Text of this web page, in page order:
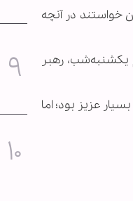
خواستند در آنچه
یکشنبه‌شب، رهبر
عزیز بود؛ اما